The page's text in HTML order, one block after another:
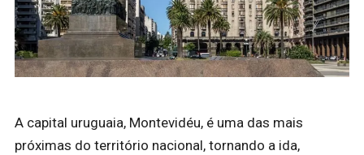
A capital uruguaia, Montevidéu, é uma das mais
próximas do território nacional, tornando a ida,